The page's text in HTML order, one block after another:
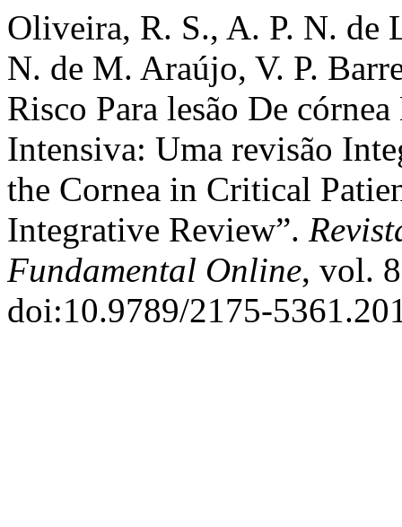
Oliveira, R. S., A. P. N. de
N. de M. Araújo, V. P.
Risco Para lesão De
Intensiva: Uma revisão
the Cornea in Critical
Integrative Review”.
Fundamental Online, vol.
doi:10.9789/2175-